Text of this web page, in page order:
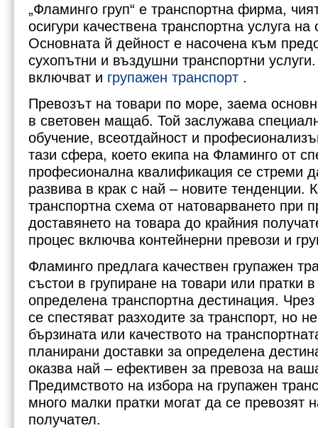
„Фламинго груп“ е транспортна фирма,
осигури качествена транспортна услуга на
Основната й дейност е насочена към
сухопътни и въздушни транспортни
включват и групажен транспорт .
Превозът на товари по море, заема
в световен мащаб. Той заслужава
обучение, всеотдайност и
тази сфера, което екипa на Фламинго от
професионална квалификация се стреми
развива в крак с най – новите тенденции.
транспортна схема от натоварването при
доставянето на товара до крайния
процес включва контейнерни превози и
Фламинго предлага качествен групажен
състои в групиране на товари или пратки
определена транспортна дестинация.
се спестяват разходите за транспорт, но
бързината или качеството на
планирани доставки за определена
оказва най – ефективен за превоза на
Предимството на избора на групажен
много малки пратки могат да се превозят
получател.